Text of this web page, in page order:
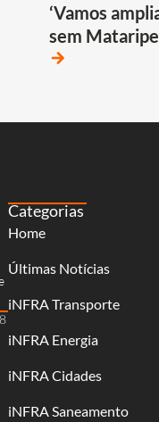
‘Vamos
sem
arrow_forward
Categorias
Home
Últimas Notícias
iNFRA Transporte
iNFRA Energia
iNFRA Cidades
iNFRA Saneamento